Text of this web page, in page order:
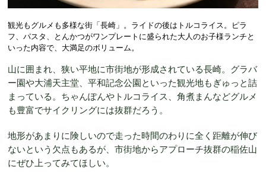
観光もグルメも多様な街「長崎」。ライドの後はトルコライス。ピラ
フ、パスタ、とんかつがワンプレートに盛られた大人のお子様ランチと
いった内容で、大満足のボリューム。
山に囲まれ、狭い平地に市街地が形成されている長崎。グラバ
ー園や大浦天主堂、平和記念公園といった観光地もぎゅっと詰
まっている。ちゃんぽんやトルコライス、角煮まんなどグルメ
も豊富でサイクリングには抜群だろう。
地形があまりに険しいので走った時間のわりに全く距離が伸び
ないという欠点もあるが、市街地からアプローチ抜群の稲佐山
にぜひ上ってみてほしい。